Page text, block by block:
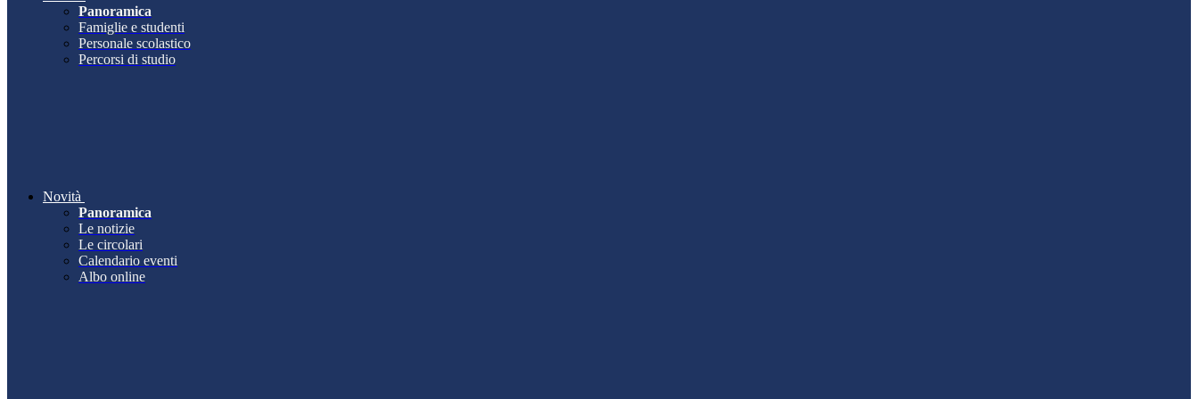
Panoramica
Famiglie e studenti
Personale scolastico
Percorsi di studio
Novità
Panoramica
Le notizie
Le circolari
Calendario eventi
Albo online